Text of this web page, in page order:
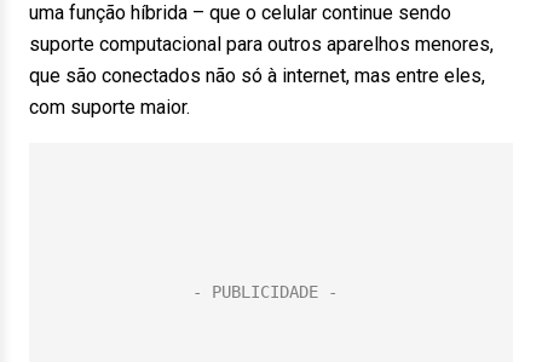
uma função híbrida – que o celular continue sendo
suporte computacional para outros aparelhos menores,
que são conectados não só à internet, mas entre eles,
com suporte maior.